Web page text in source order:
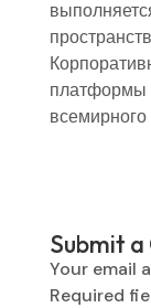
платформы
всемирного
Submit
Your email
Required